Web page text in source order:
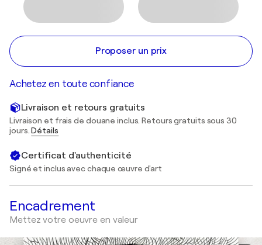
Proposer un prix
Achetez en toute confiance
Livraison et retours gratuits
Livraison et frais de douane inclus. Retours gratuits sous 30
jours.Détails
Certificat d'authenticité
Signé et inclus avec chaque œuvre d'art
Encadrement
Mettez votre oeuvre en valeur